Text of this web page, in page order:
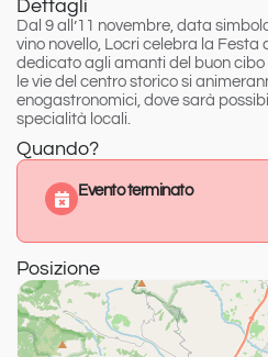
Dettagli
Dal 9 all’11 novembre, data
vino novello, Locri celebra la Festa
dedicato agli amanti del buon cibo
le vie del centro storico si
enogastronomici, dove sarà
specialità locali.
Quando?
Evento terminato
Posizione